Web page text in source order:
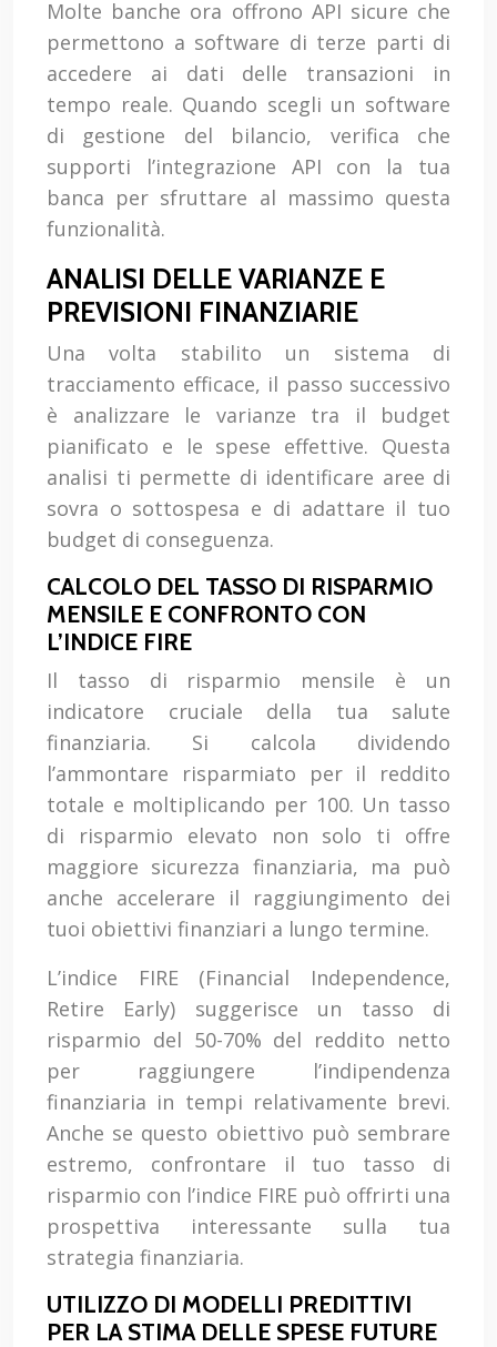
Molte banche ora offrono API sicure che
permettono a software di terze parti di
accedere ai dati delle transazioni in
tempo reale. Quando scegli un software
di gestione del bilancio, verifica che
supporti l’integrazione API con la tua
banca per sfruttare al massimo questa
funzionalità.
ANALISI DELLE VARIANZE E
PREVISIONI FINANZIARIE
Una volta stabilito un sistema di
tracciamento efficace, il passo successivo
è analizzare le varianze tra il budget
pianificato e le spese effettive. Questa
analisi ti permette di identificare aree di
sovra o sottospesa e di adattare il tuo
budget di conseguenza.
CALCOLO DEL TASSO DI RISPARMIO
MENSILE E CONFRONTO CON
L’INDICE FIRE
Il tasso di risparmio mensile è un
indicatore cruciale della tua salute
finanziaria. Si calcola dividendo
l’ammontare risparmiato per il reddito
totale e moltiplicando per 100. Un tasso
di risparmio elevato non solo ti offre
maggiore sicurezza finanziaria, ma può
anche accelerare il raggiungimento dei
tuoi obiettivi finanziari a lungo termine.
L’indice FIRE (Financial Independence,
Retire Early) suggerisce un tasso di
risparmio del 50-70% del reddito netto
per raggiungere l’indipendenza
finanziaria in tempi relativamente brevi.
Anche se questo obiettivo può sembrare
estremo, confrontare il tuo tasso di
risparmio con l’indice FIRE può offrirti una
prospettiva interessante sulla tua
strategia finanziaria.
UTILIZZO DI MODELLI PREDITTIVI
PER LA STIMA DELLE SPESE FUTURE